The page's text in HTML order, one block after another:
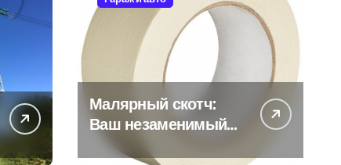
Малярный скотч:
Ваш незаменимый
помощник при